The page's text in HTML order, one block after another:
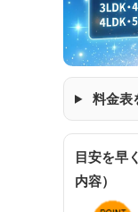
料金表
目安を早
内容）